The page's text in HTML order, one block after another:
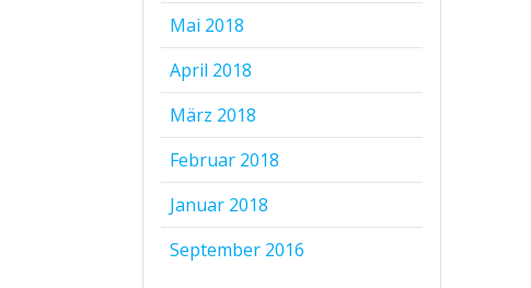
Mai 2018
April 2018
März 2018
Februar 2018
Januar 2018
September 2016